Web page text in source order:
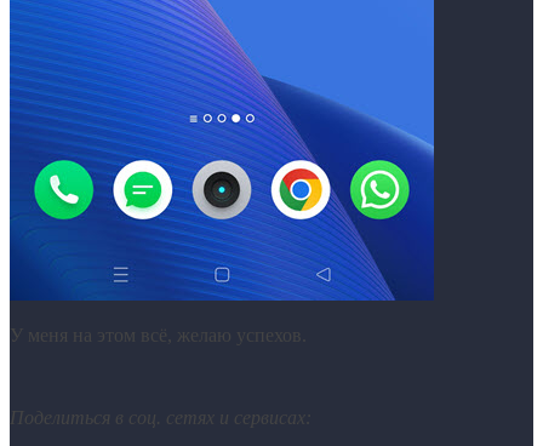
У меня на этом всё, желаю успехов.
Поделиться в соц. сетях и сервисах: